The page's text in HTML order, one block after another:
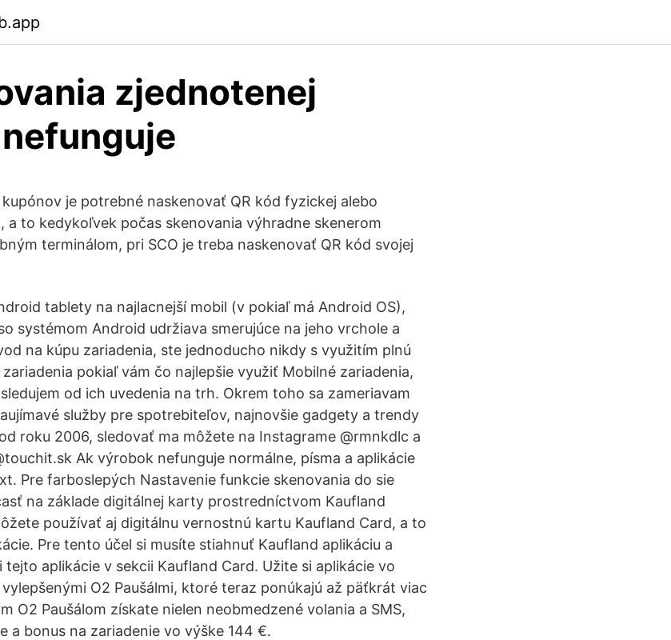
zjednotenej
je potrebné naskenovať QR kód fyzickej alebo
a to kedykoľvek počas skenovania výhradne skenerom
terminálom, pri SCO je treba naskenovať QR kód svojej
tablety na najlacnejší mobil (v pokiaľ má Android OS),
systémom Android udržiava smerujúce na jeho vrchole a
na kúpu zariadenia, ste jednoducho nikdy s využitím plnú
pokiaľ vám čo najlepšie využiť Mobilné zariadenia,
od ich uvedenia na trh. Okrem toho sa zameriavam
služby pre spotrebiteľov, najnovšie gadgety a trendy
roku 2006, sledovať ma môžete na Instagrame @rmnkdlc a
Ak výrobok nefunguje normálne, písma a aplikácie
Pre farboslepých Nastavenie funkcie skenovania do sie
na základe digitálnej karty prostredníctvom Kaufland
používať aj digitálnu vernostnú kartu Kaufland Card, a to
Pre tento účel si musíte stiahnuť Kaufland aplikáciu a
aplikácie v sekcii Kaufland Card. Užite si aplikácie vo
O2 Paušálmi, ktoré teraz ponúkajú až päťkrát viac
O2 Paušálom získate nielen neobmedzené volania a SMS,
a bonus na zariadenie vo výške 144 €.